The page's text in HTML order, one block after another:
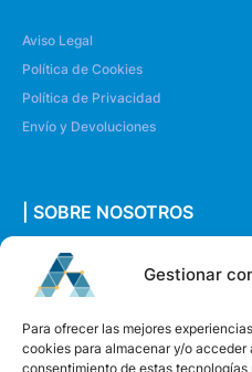
Gestionar
Para ofrecer las mejores
cookies para almacenar y/o acceder
consentimiento de estas
Aviso Legal
Política de Cookies
Política de Privacidad
Envío y Devoluciones
| SOBRE NOSOTROS
Quiénes somos
Envíanos un mensaje